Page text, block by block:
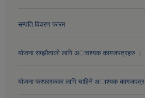
सम्पति विवरण फारम
याेजना सम्झाैताकाे लागि अावश्यक कागजपत्रहरु ।
याेजना फरफारकका लागि चाहिने अाश्यक कागजपत्र